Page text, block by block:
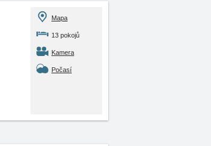
Mapa
13 pokojů
Kamera
Počasí